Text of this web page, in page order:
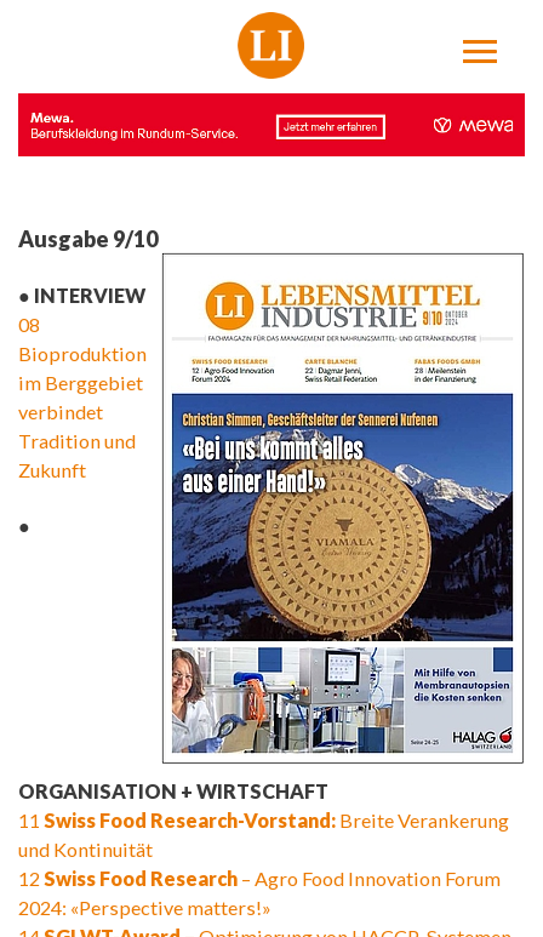
Ausgabe 9/10
● INTERVIEW
08
Bioproduktion
im Berggebiet
verbindet
Tradition und
Zukunft
●
ORGANISATION + WIRTSCHAFT
11 Swiss Food Research-Vorstand: Breite Verankerung
und Kontinuität
12 Swiss Food Research – Agro Food Innovation Forum
2024: «Perspective matters!»